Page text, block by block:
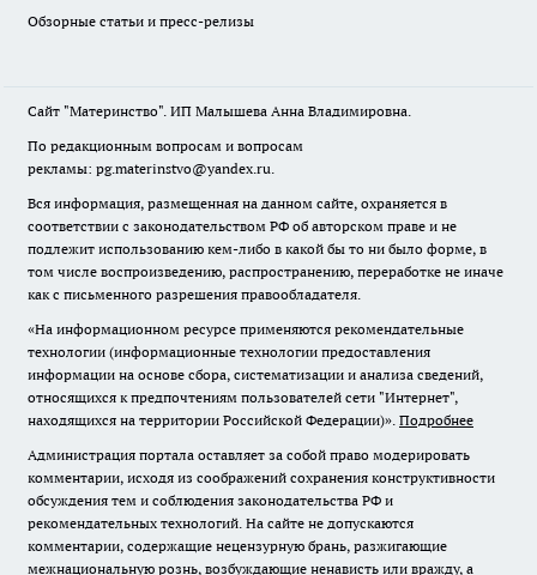
Обзорные статьи и пресс-релизы
Сайт "Материнство". ИП Малышева Анна Владимировна.
По редакционным вопросам и вопросам
рекламы: pg.materinstvo@yandex.ru.
Вся информация, размещенная на данном сайте, охраняется в
соответствии с законодательством РФ об авторском праве и не
подлежит использованию кем-либо в какой бы то ни было форме, в
том числе воспроизведению, распространению, переработке не иначе
как с письменного разрешения правообладателя.
«На информационном ресурсе применяются рекомендательные
технологии (информационные технологии предоставления
информации на основе сбора, систематизации и анализа сведений,
относящихся к предпочтениям пользователей сети "Интернет",
находящихся на территории Российской Федерации)». Подробнее
Администрация портала оставляет за собой право модерировать
комментарии, исходя из соображений сохранения конструктивности
обсуждения тем и соблюдения законодательства РФ и
рекомендательных технологий. На сайте не допускаются
комментарии, содержащие нецензурную брань, разжигающие
межнациональную рознь, возбуждающие ненависть или вражду, а